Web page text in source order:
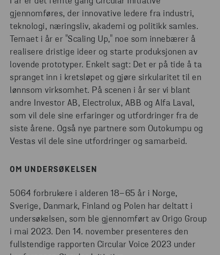
gjennomføres, der innovative ledere fra industri,
teknologi, næringsliv, akademi og politikk samles.
Temaet i år er "Scaling Up," noe som innebærer å
realisere dristige ideer og starte produksjonen av
lovende prototyper. Enkelt sagt: Det er på tide å ta
spranget inn i kretsløpet og gjøre sirkularitet til en
lønnsom virksomhet. På scenen i år ser vi blant
andre Investor AB, Electrolux, ABB og Alfa Laval,
som vil dele sine erfaringer og utfordringer fra de
siste årene. Også nye partnere som Outokumpu og
Vestas vil dele sine utfordringer og samarbeid.
OM UNDERSØKELSEN
5064 forbrukere i alderen 18–65 år i Norge,
Sverige, Danmark, Finland og Polen har deltatt i
undersøkelsen, som ble gjennomført av Origo Group
i mai 2023. Den 14. november presenteres den
fullstendige rapporten Circular Voice 2023 under